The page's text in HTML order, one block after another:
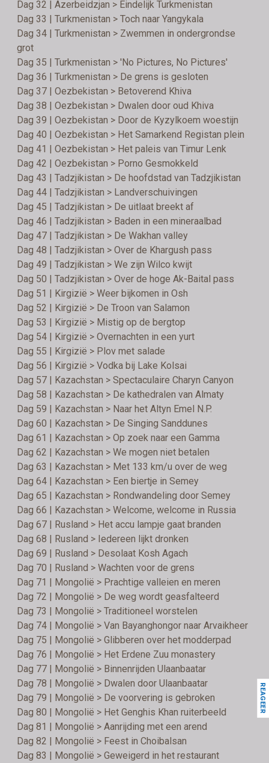
Dag 32 | Azerbeidzjan > Eindelijk Turkmenistan
Dag 33 | Turkmenistan > Toch naar Yangykala
Dag 34 | Turkmenistan > Zwemmen in ondergrondse
grot
Dag 35 | Turkmenistan > 'No Pictures, No Pictures'
Dag 36 | Turkmenistan > De grens is gesloten
Dag 37 | Oezbekistan > Betoverend Khiva
Dag 38 | Oezbekistan > Dwalen door oud Khiva
Dag 39 | Oezbekistan > Door de Kyzylkoem woestijn
Dag 40 | Oezbekistan > Het Samarkend Registan plein
Dag 41 | Oezbekistan > Het paleis van Timur Lenk
Dag 42 | Oezbekistan > Porno Gesmokkeld
Dag 43 | Tadzjikistan > De hoofdstad van Tadzjikistan
Dag 44 | Tadzjikistan > Landverschuivingen
Dag 45 | Tadzjikistan > De uitlaat breekt af
Dag 46 | Tadzjikistan > Baden in een mineraalbad
Dag 47 | Tadzjikistan > De Wakhan valley
Dag 48 | Tadzjikistan > Over de Khargush pass
Dag 49 | Tadzjikistan > We zijn Wilco kwijt
Dag 50 | Tadzjikistan > Over de hoge Ak-Baital pass
Dag 51 | Kirgizië > Weer bijkomen in Osh
Dag 52 | Kirgizië > De Troon van Salamon
Dag 53 | Kirgizië > Mistig op de bergtop
Dag 54 | Kirgizië > Overnachten in een yurt
Dag 55 | Kirgizië > Plov met salade
Dag 56 | Kirgizië > Vodka bij Lake Kolsai
Dag 57 | Kazachstan > Spectaculaire Charyn Canyon
Dag 58 | Kazachstan > De kathedralen van Almaty
Dag 59 | Kazachstan > Naar het Altyn Emel N.P.
Dag 60 | Kazachstan > De Singing Sanddunes
Dag 61 | Kazachstan > Op zoek naar een Gamma
Dag 62 | Kazachstan > We mogen niet betalen
Dag 63 | Kazachstan > Met 133 km/u over de weg
Dag 64 | Kazachstan > Een biertje in Semey
Dag 65 | Kazachstan > Rondwandeling door Semey
Dag 66 | Kazachstan > Welcome, welcome in Russia
Dag 67 | Rusland > Het accu lampje gaat branden
Dag 68 | Rusland > Iedereen lijkt dronken
Dag 69 | Rusland > Desolaat Kosh Agach
Dag 70 | Rusland > Wachten voor de grens
Dag 71 | Mongolië > Prachtige valleien en meren
Dag 72 | Mongolië > De weg wordt geasfalteerd
Dag 73 | Mongolië > Traditioneel worstelen
Dag 74 | Mongolië > Van Bayanghongor naar Arvaikheer
Dag 75 | Mongolië > Glibberen over het modderpad
Dag 76 | Mongolië > Het Erdene Zuu monastery
Dag 77 | Mongolië > Binnenrijden Ulaanbaatar
Dag 78 | Mongolië > Dwalen door Ulaanbaatar
Dag 79 | Mongolië > De voorvering is gebroken
Dag 80 | Mongolië > Het Genghis Khan ruiterbeeld
Dag 81 | Mongolië > Aanrijding met een arend
Dag 82 | Mongolië > Feest in Choibalsan
Dag 83 | Mongolië > Geweigerd in het restaurant
REAGEER